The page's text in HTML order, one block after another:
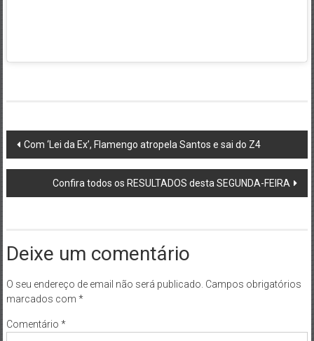
Post
navigation
Com ‘Lei da Ex’, Flamengo atropela Santos e sai do Z4
Confira todos os RESULTADOS desta SEGUNDA-FEIRA
Deixe um comentário
O seu endereço de email não será publicado. Campos obrigatórios
marcados com *
Comentário *